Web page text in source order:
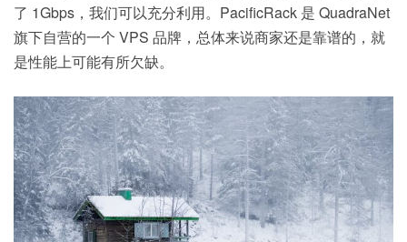
了 1Gbps，我们可以充分利用。PacificRack 是 QuadraNet
旗下自营的一个 VPS 品牌，总体来说商家还是靠谱的，就
是性能上可能有所欠缺。